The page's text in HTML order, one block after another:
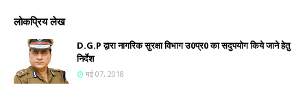
लोकप्रिय लेख
D.G.P द्वारा नागरिक सुरक्षा विभाग उ0प्र0 का सदुपयोग किये जाने हेतु
निर्देश
मई 07, 2018